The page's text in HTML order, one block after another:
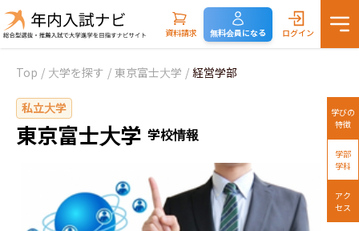
資料請求 無料会員になる ログイン
Top / 大学を探す / 東京富士大学 / 経営学部
私立大学
東京富士大学 学校情報
学びの
特徴
学部
学科
アク
セス